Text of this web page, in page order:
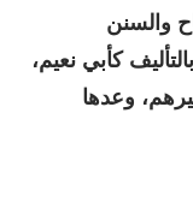
والسنن
كأبي نعيم،
وعدها